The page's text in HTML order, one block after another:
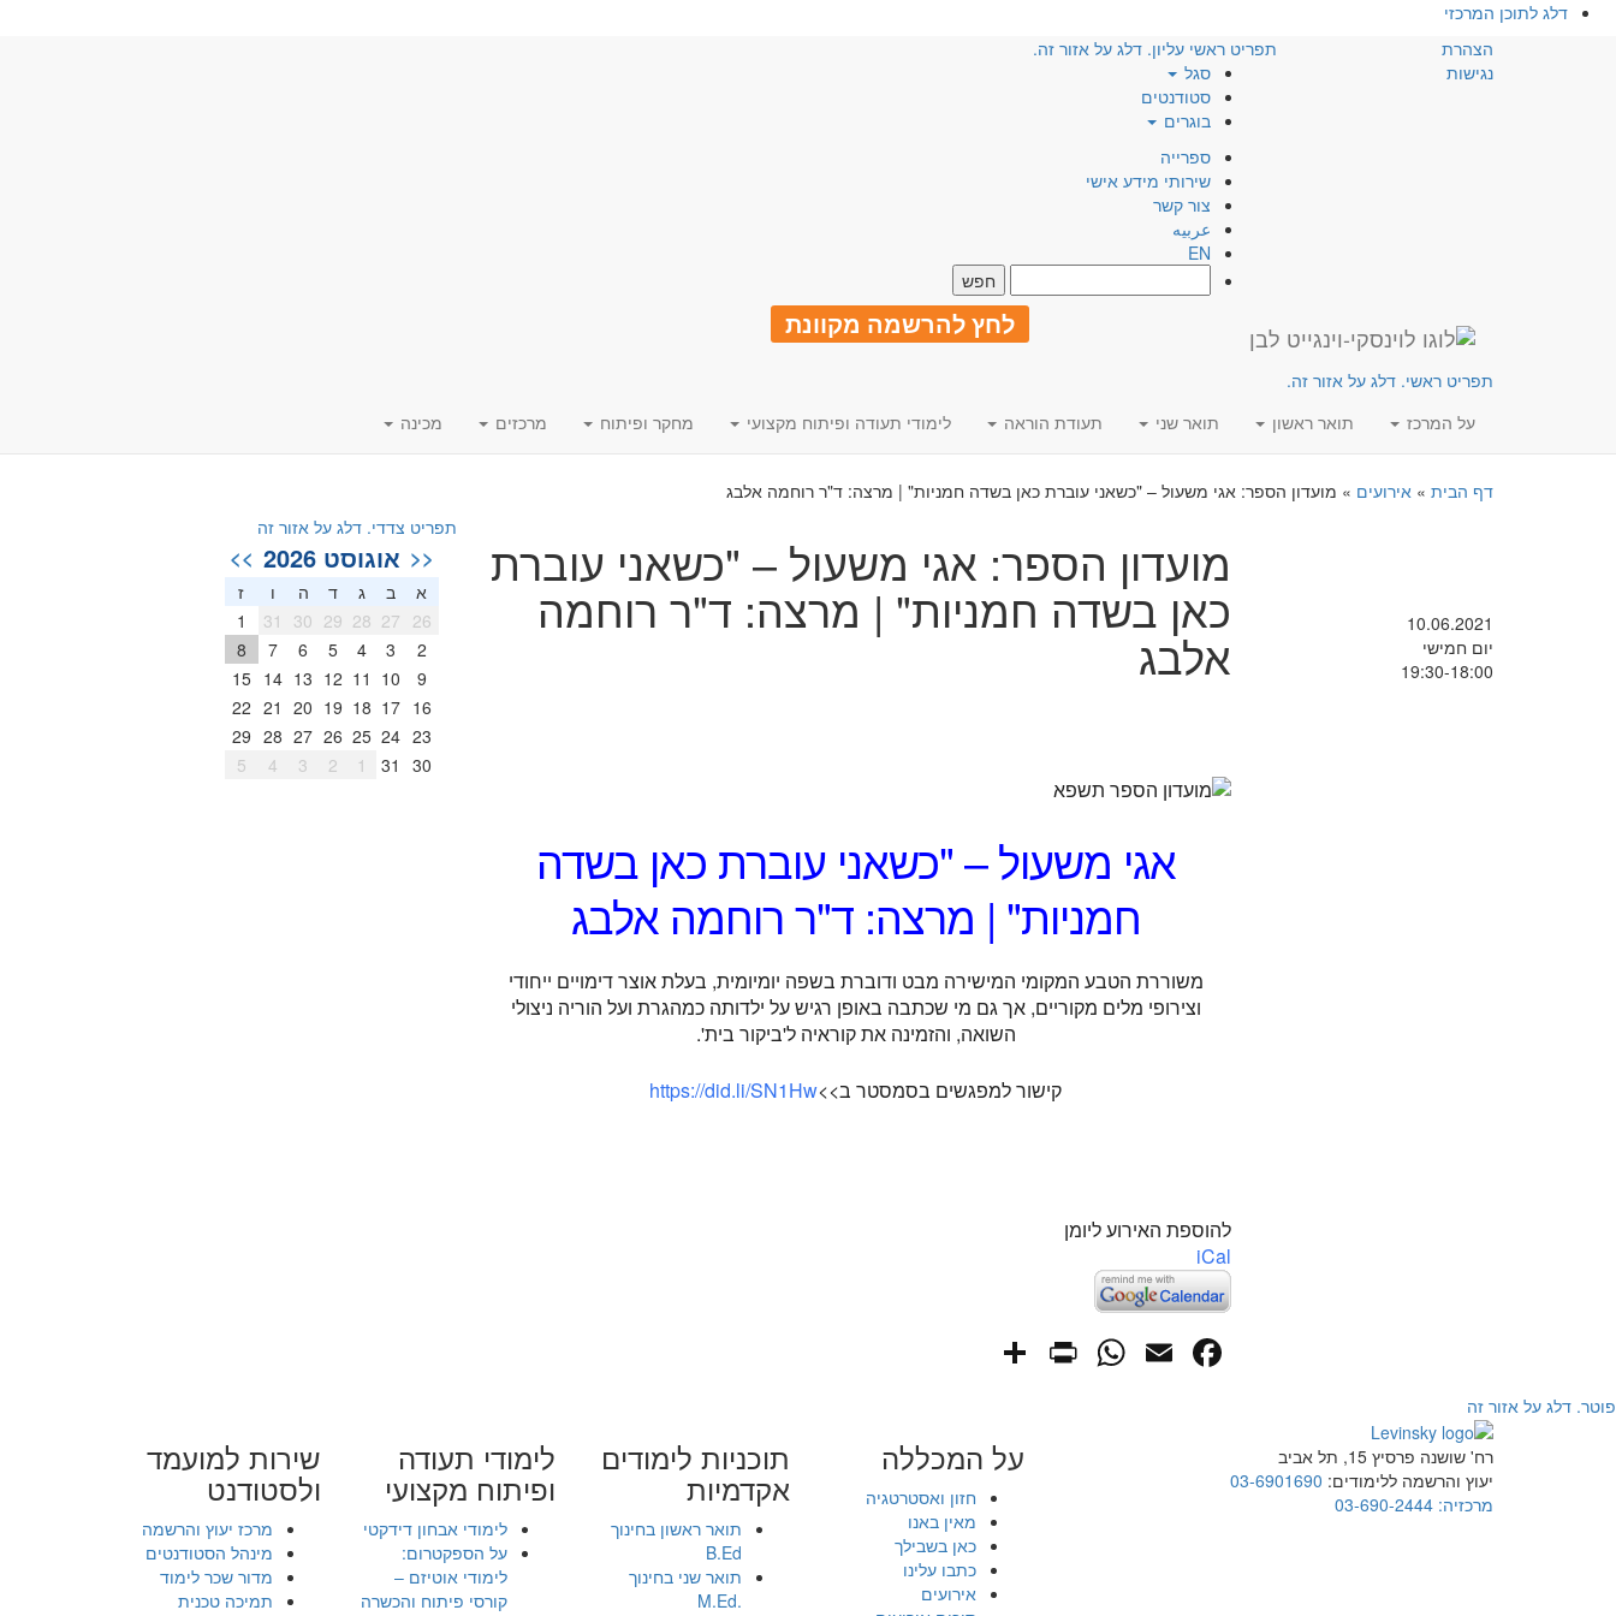
דלג לתוכן המרכזי
הצהרת
נגישות
תפריט ראשי עליון. דלג על אזור זה.
סגל
סטודנטים
בוגרים
ספרייה
שירותי מידע אישי
צור קשר
عربيه
EN
לחץ להרשמה מקוונת
תפריט ראשי. דלג על אזור זה.
על המרכז
תואר ראשון תואר שני תעודת הוראה לימודי תעודה ופיתוח מקצועי מחקר ופיתוח מרכזים מכינה
דף הבית » אירועים » מועדון הספר: אגי משעול – "כשאני עוברת כאן בשדה חמניות" | מרצה: ד"ר רוחמה אלבג
10.06.2021
יום חמישי
19:30-18:00
מועדון הספר: אגי משעול – "כשאני עוברת
כאן בשדה חמניות" | מרצה: ד"ר רוחמה
אלבג
אגי משעול – "כשאני עוברת כאן בשדה
חמניות" | מרצה: ד"ר רוחמה אלבג
משוררת הטבע המקומי המישירה מבט ודוברת בשפה יומיומית, בעלת אוצר דימויים ייחודי
וצירופי מלים מקוריים, אך גם מי שכתבה באופן רגיש על ילדותה כמהגרת ועל הוריה ניצולי
השואה, והזמינה את קוראיה ל'ביקור בית'.
קישור למפגשים בסמסטר ב>>https://did.li/SN1Hw
להוספת האירוע ליומן
iCal
Facebook
Email
WhatsApp
PrintFriendly
תפריט צדדי. דלג על אזור זה
<< אוגוסט 2026 >>
א ב ג ד ה ו
ז
26
27
28
29
30
31
1
2
3
4
5
6
7
8
9
10
11
12
13
14
15
16
17
18
19
20
21
22
23
24
25
26
27
28
29
30
31
1
2
3
4
5
פוטר. דלג על אזור זה
רח' שושנה פרסיץ 15, תל אביב
יעוץ והרשמה ללימודים: 03-6901690
מרכזיה: 03-690-2444
על המכללה
חזון ואסטרטגיה
מאין באנו
כאן בשבילך
כתבו עלינו
אירועים
תוכניות לימודים
אקדמיות
תואר ראשון בחינוך
B.Ed
תואר שני בחינוך
.M.Ed
לימודי תעודה
ופיתוח מקצועי
לימודי אבחון דידקטי
על הספקטרום:
לימודי אוטיזם –
קורסי פיתוח והכשרה
שירות למועמד
ולסטודנט
מרכז יעוץ והרשמה
מינהל הסטודנטים
מדור שכר לימוד
תמיכה טכנית